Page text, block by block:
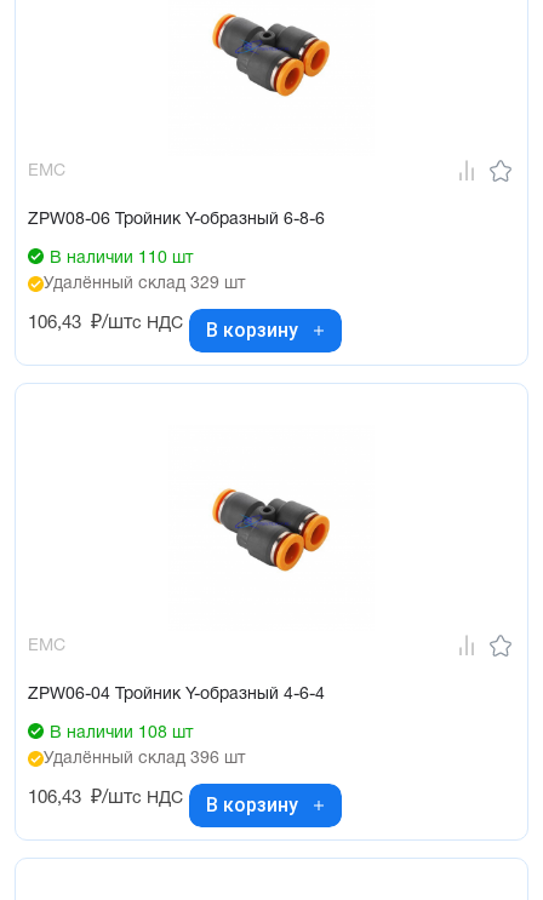
EMC
ZPW08-06 Тройник Y-образный 6-8-6
В наличии 110 шт
Удалённый склад 329 шт
106,43 ₽/штс НДС В корзину
EMC
ZPW06-04 Тройник Y-образный 4-6-4
В наличии 108 шт
Удалённый склад 396 шт
106,43 ₽/штс НДС В корзину